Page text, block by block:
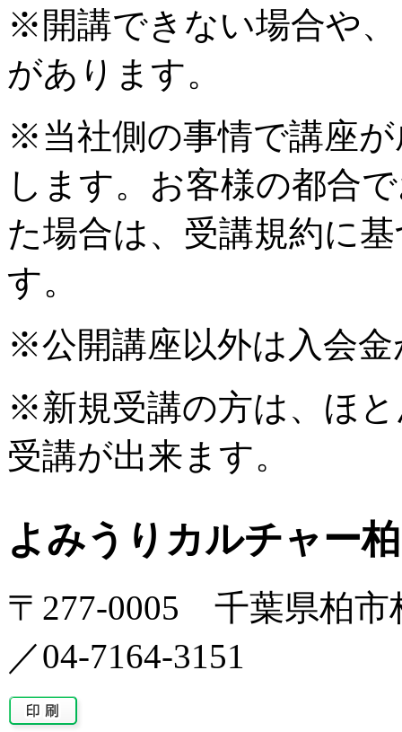
※開講できない場合や
があります。
※当社側の事情で講座
します。お客様の都合
た場合は、受講規約に
す。
※公開講座以外は入会
※新規受講の方は、ほ
受講が出来ます。
よみうりカルチャー柏
〒277-0005 千葉県柏市
／04-7164-3151